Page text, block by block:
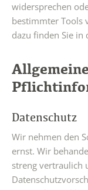
widersprechen
bestimmter Tools
dazu finden Sie in
Datenschutz
Wir nehmen den
ernst. Wir
streng vertraulich